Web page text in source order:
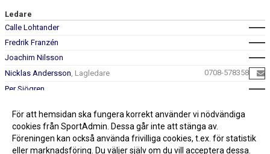
Ledare
Calle Lohtander
Fredrik Franzén
Joachim Nilsson
Nicklas Andersson, Lagledare
0708-578358
Per Sjögren
För att hemsidan ska fungera korrekt använder vi nödvändiga
cookies från SportAdmin. Dessa går inte att stänga av.
Föreningen kan också använda frivilliga cookies, t.ex. för statistik
eller marknadsföring. Du väljer själv om du vill acceptera dessa.